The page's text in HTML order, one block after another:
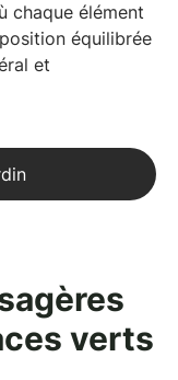
chaque élément
équilibrée
et
verts